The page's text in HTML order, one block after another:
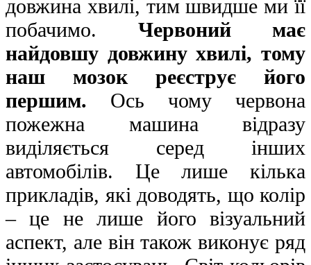
довжина хвилі, тим швидше ми її
побачимо.
Червоний має
найдовшу довжину хвилі, тому
наш мозок реєструє його
першим.
Ось чому червона
пожежна машина відразу
виділяється серед інших
автомобілів. Це лише кілька
прикладів, які доводять, що колір
– це не лише його візуальний
аспект, але він також виконує ряд